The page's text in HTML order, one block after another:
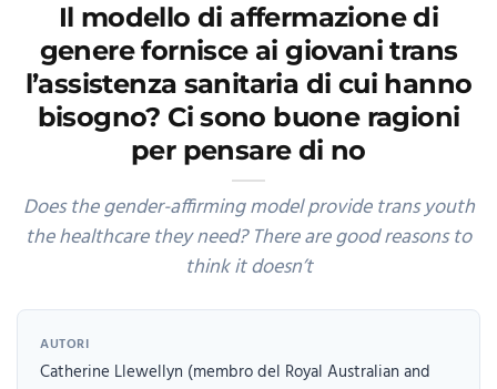
Il modello di affermazione di
genere fornisce ai giovani trans
l’assistenza sanitaria di cui hanno
bisogno? Ci sono buone ragioni
per pensare di no
Does the gender-affirming model provide trans youth
the healthcare they need? There are good reasons to
think it doesn’t
AUTORI
Catherine Llewellyn (membro del Royal Australian and